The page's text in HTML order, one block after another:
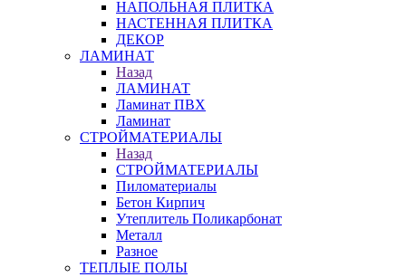
НАПОЛЬНАЯ ПЛИТКА
НАСТЕННАЯ ПЛИТКА
ДЕКОР
ЛАМИНАТ
Назад
ЛАМИНАТ
Ламинат ПВХ
Ламинат
СТРОЙМАТЕРИАЛЫ
Назад
СТРОЙМАТЕРИАЛЫ
Пиломатериалы
Бетон Кирпич
Утеплитель Поликарбонат
Металл
Разное
ТЕПЛЫЕ ПОЛЫ